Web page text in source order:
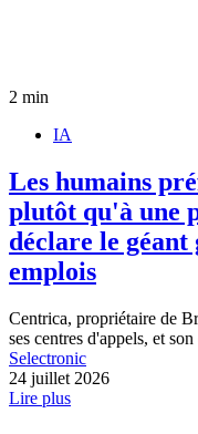
2 min
IA
Les humains
plutôt qu'à une
déclare le
emplois
Centrica, propriétaire de
ses centres d'appels, et
Selectronic
24 juillet 2026
Lire plus